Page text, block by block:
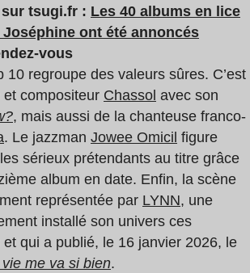
tsugi.fr : Les 40 albums en lice
ont été annoncés
vous
10 regroupe des valeurs sûres. C’est
et compositeur Chassol avec son
, mais aussi de la chanteuse franco-
. Le jazzman Jowee Omicil figure
sérieux prétendants au titre grâce
album en date. Enfin, la scène
représentée par LYNN, une
installé son univers ces
qui a publié, le 16 janvier 2026, le
me va si bien.